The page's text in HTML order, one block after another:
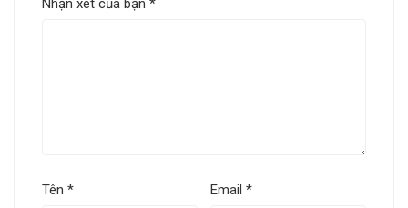
Nhận xét của bạn *
Tên * Email*